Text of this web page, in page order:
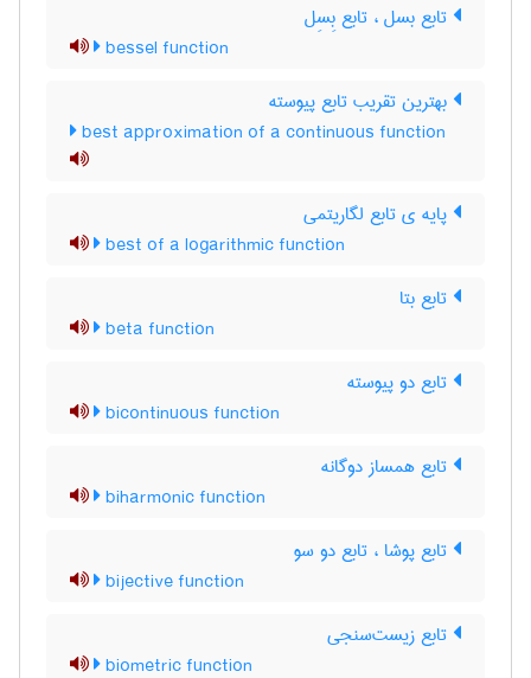
تابع بسل ، تابع بِسِل
bessel function
بهترین تقریب تابع پیوسته
best approximation of a continuous function
پایه ی تابع لگاریتمی
best of a logarithmic function
تابع بتا
beta function
تابع دو پیوسته
bicontinuous function
تابع همساز دوگانه
biharmonic function
تابع پوشا ، تابع دو سو
bijective function
تابع زیست‌سنجی
biometric function